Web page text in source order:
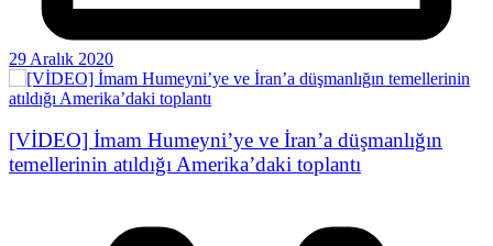
29 Aralık 2020
[VİDEO] İmam Humeyni’ye ve İran’a düşmanlığın
temellerinin atıldığı Amerika’daki toplantı